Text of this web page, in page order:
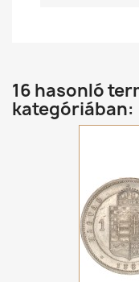
16 hasonló
kategóriában: